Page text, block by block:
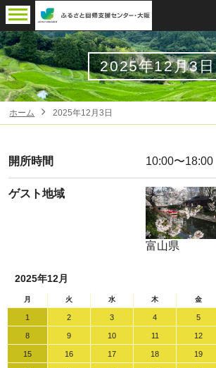
2025年12月3日
ホーム 2025年12月3日
開所時間 10:00〜18:00
ゲスト地域
富山県
2025年12月
月 火 水 木 金
1 2 3 4 5
8 9 10 11 12
15 16 17 18 19